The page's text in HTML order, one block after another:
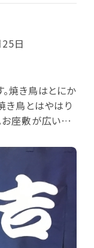
ろかかる店内に
は焼きたてな
・もも・むね各
しみました。
日
焼き鳥はとにか
き鳥とはやはり
座敷が広いの